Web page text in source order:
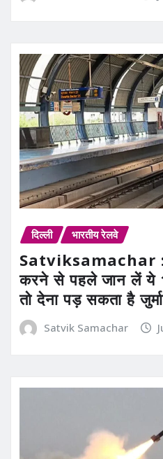
दिल्ली भारतीय रेलवे
Satviksamachar :-
करने से पहले जान लें ये
तो देना पड़ सकता है
Satvik Samachar